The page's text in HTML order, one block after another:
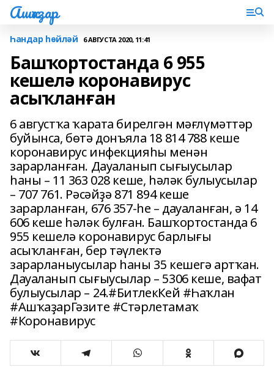
Ашҡаҙар
Һандар һөйләй 6 АВГУСТА 2020, 11:41
Башҡортостанда 6 955
кешелә коронавирус
асыҡланған
6 августҡа ҡарата бирелгән мәғлүмәттәр
буйынса, бөтә донъяла 18 814 788 кеше
коронавирус инфекцияһы менән
зарарланған. Дауаланып сығыусылар
һаны – 11 363 028 кеше, һәләк булыусылар
– 707 761. Рәсәйҙә 871 894 кеше
зарарланған, 676 357-һе – дауаланған, ә 14
606 кеше һәләк булған. Башҡортостанда 6
955 кешелә коронавирус барлығы
асыҡланған, бер тәүлектә
зарарланыусылар һаны 35 кешегә артҡан.
Дауаланып сығыусылар – 5306 кеше, вафат
булыусылар – 24.#БитлекКей #Һаҡлан
#АшҡаҙарГәзите #Стәрлетамаҡ
#Коронавирус